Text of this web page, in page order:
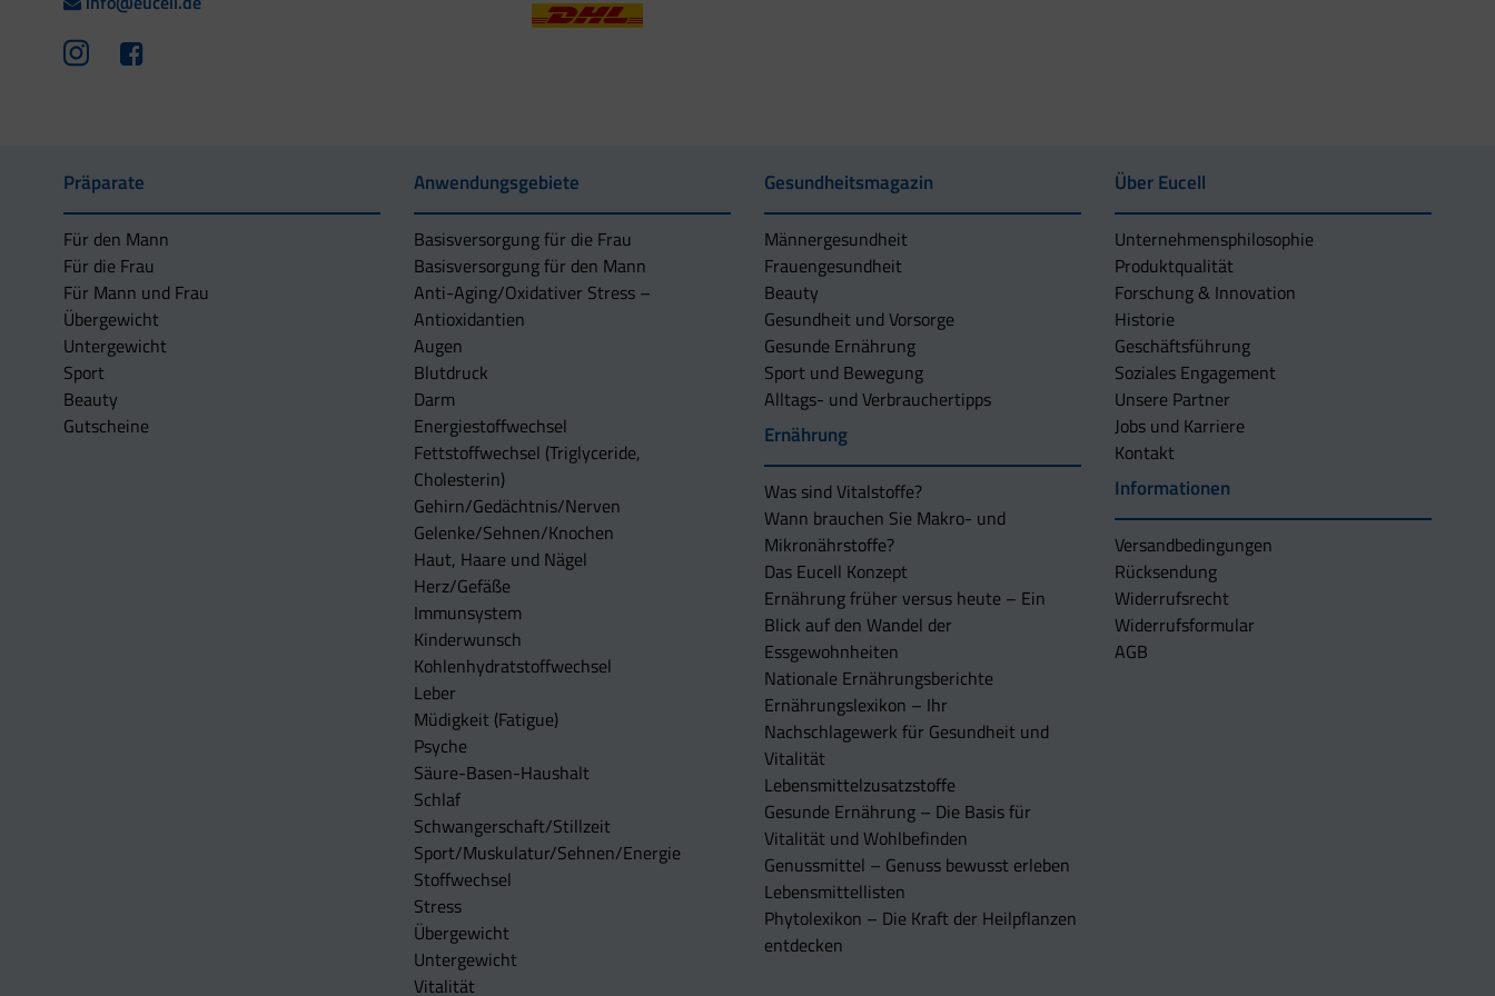
Präparate
Für den Mann
Für die Frau
Für Mann und Frau
Übergewicht
Untergewicht
Sport
Beauty
Gutscheine
Anwendungsgebiete
Basisversorgung für die Frau
Basisversorgung für den Mann
Anti-Aging/Oxidativer Stress –
Antioxidantien
Augen
Blutdruck
Darm
Energiestoffwechsel
Fettstoffwechsel (Triglyceride,
Cholesterin)
Gehirn/Gedächtnis/Nerven
Gelenke/Sehnen/Knochen
Haut, Haare und Nägel
Herz/Gefäße
Immunsystem
Kinderwunsch
Kohlenhydratstoffwechsel
Leber
Müdigkeit (Fatigue)
Psyche
Säure-Basen-Haushalt
Schlaf
Schwangerschaft/Stillzeit
Sport/Muskulatur/Sehnen/Energie
Stoffwechsel
Stress
Übergewicht
Untergewicht
Vitalität
Gesundheitsmagazin
Männergesundheit
Frauengesundheit
Beauty
Gesundheit und Vorsorge
Gesunde Ernährung
Sport und Bewegung
Alltags- und Verbrauchertipps
Ernährung
Was sind Vitalstoffe?
Wann brauchen Sie Makro- und
Mikronährstoffe?
Das Eucell Konzept
Ernährung früher versus heute – Ein
Blick auf den Wandel der
Essgewohnheiten
Nationale Ernährungsberichte
Ernährungslexikon – Ihr
Nachschlagewerk für Gesundheit und
Vitalität
Lebensmittelzusatzstoffe
Gesunde Ernährung – Die Basis für
Vitalität und Wohlbefinden
Genussmittel – Genuss bewusst erleben
Lebensmittellisten
Phytolexikon – Die Kraft der Heilpflanzen
entdecken
Über Eucell
Unternehmens­philosophie
Produktqualität
Forschung & Innovation
Historie
Geschäftsführung
Soziales Engagement
Unsere Partner
Jobs und Karriere
Kontakt
Informationen
Versandbedingungen
Rücksendung
Widerrufsrecht
Widerrufsformular
AGB